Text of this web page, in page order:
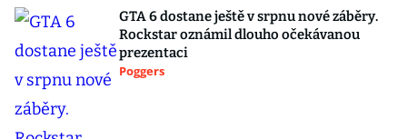
GTA 6 dostane ještě v srpnu nové záběry.
Rockstar oznámil dlouho očekávanou
prezentaci
Poggers